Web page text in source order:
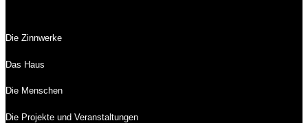
Die Zinnwerke
Das Haus
Die Menschen
Die Projekte und Veranstaltungen